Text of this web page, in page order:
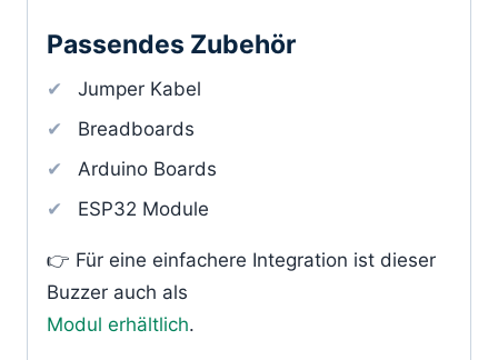
Passendes Zubehör
Jumper Kabel
Breadboards
Arduino Boards
ESP32 Module
👉 Für eine einfachere Integration ist dieser
Buzzer auch als
Modul erhältlich.